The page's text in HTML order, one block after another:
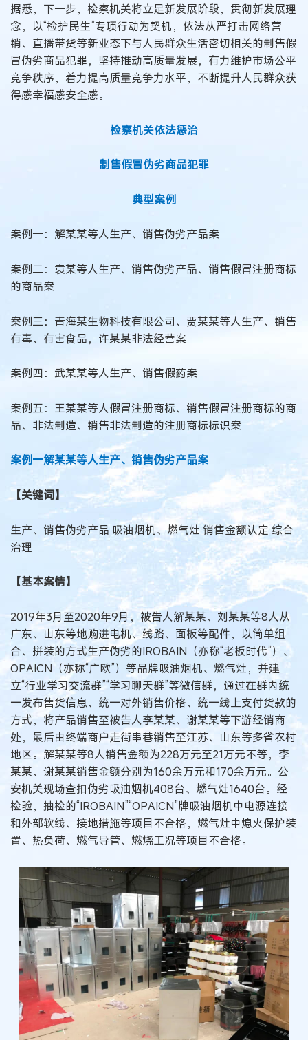
据悉，下一步，检察机关将立足新发展阶段，贯彻新发展理
念，以“检护民生”专项行动为契机，依法从严打击网络营
销、直播带货等新业态下与人民群众生活密切相关的制售假
冒伪劣商品犯罪，坚持推动高质量发展，有力维护市场公平
竞争秩序，着力提高质量竞争力水平，不断提升人民群众获
得感幸福感安全感。
检察机关依法惩治
制售假冒伪劣商品犯罪
典型案例
案例一：解某某等人生产、销售伪劣产品案
案例二：袁某等人生产、销售伪劣产品、销售假冒注册商标
的商品案
案例三：青海某生物科技有限公司、贾某某等人生产、销售
有毒、有害食品，许某某非法经营案
案例四：武某某等人生产、销售假药案
案例五：王某某等人假冒注册商标、销售假冒注册商标的商
品、非法制造、销售非法制造的注册商标标识案
案例一解某某等人生产、销售伪劣产品案
【关键词】
生产、销售伪劣产品 吸油烟机、燃气灶 销售金额认定 综合
治理
【基本案情】
2019年3月至2020年9月，被告人解某某、刘某某等8人从
广东、山东等地购进电机、线路、面板等配件，以简单组
合、拼装的方式生产伪劣的IROBAIN（亦称“老板时代”）、
OPAICN（亦称“广欧”）等品牌吸油烟机、燃气灶，并建
立“行业学习交流群”“学习聊天群”等微信群，通过在群内统
一发布售货信息、统一对外销售价格、统一线上支付货款的
方式，将产品销售至被告人李某某、谢某某等下游经销商
处，最后由终端商户走街串巷销售至江苏、山东等多省农村
地区。解某某等8人销售金额为228万元至21万元不等，李
某某、谢某某销售金额分别为160余万元和170余万元。公
安机关现场查扣伪劣吸油烟机408台、燃气灶1640台。经
检验，抽检的“IROBAIN”“OPAICN”牌吸油烟机中电源连接
和外部软线、接地措施等项目不合格，燃气灶中熄火保护装
置、热负荷、燃气导管、燃烧工况等项目不合格。